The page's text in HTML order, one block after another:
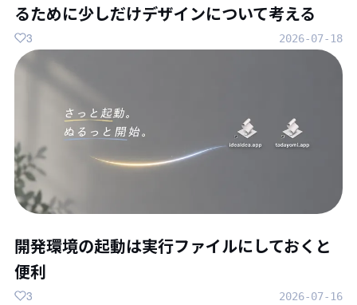
るために少しだけデザインについて考える
2026-07-18
3
開発環境の起動は実行ファイルにしておくと
便利
2026-07-16
3